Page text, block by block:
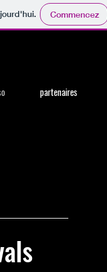
Commencez
partenaires